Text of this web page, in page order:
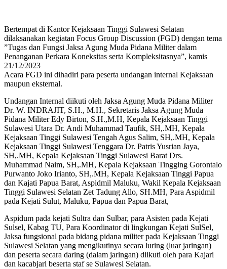
Bertempat di Kantor Kejaksaan Tinggi Sulawesi Selatan
dilaksanakan kegiatan Focus Group Discussion (FGD) dengan tema
”Tugas dan Fungsi Jaksa Agung Muda Pidana Militer dalam
Penanganan Perkara Koneksitas serta Kompleksitasnya”, kamis
21/12/2023
Acara FGD ini dihadiri para peserta undangan internal Kejaksaan
maupun eksternal.
Undangan Internal diikuti oleh Jaksa Agung Muda Pidana Militer
Dr. W. INDRAJIT, S.H., M.H., Sekretaris Jaksa Agung Muda
Pidana Militer Edy Birton, S.H.,M.H, Kepala Kejaksaan Tinggi
Sulawesi Utara Dr. Andi Muhammad Taufik, SH,.MH, Kepala
Kejaksaan Tinggi Sulawesi Tengah Agus Salim, SH,.MH, Kepala
Kejaksaan Tinggi Sulawesi Tenggara Dr. Patris Yusrian Jaya,
SH,.MH, Kepala Kejaksaan Tinggi Sulawesi Barat Drs.
Muhammad Naim, SH,.MH, Kepala Kejaksaan Tingging Gorontalo
Purwanto Joko Irianto, SH,.MH, Kepala Kejaksaan Tinggi Papua
dan Kajati Papua Barat, Aspidmil Maluku, Wakil Kepala Kejaksaan
Tinggi Sulawesi Selatan Zet Tadung Allo, SH.MH, Para Aspidmil
pada Kejati Sulut, Maluku, Papua dan Papua Barat,
Aspidum pada kejati Sultra dan Sulbar, para Asisten pada Kejati
Sulsel, Kabag TU, Para Koordinator di lingkungan Kejati SulSel,
Jaksa fungsional pada bidang pidana militer pada Kejaksaan Tinggi
Sulawesi Selatan yang mengikutinya secara luring (luar jaringan)
dan peserta secara daring (dalam jaringan) diikuti oleh para Kajari
dan kacabjari beserta staf se Sulawesi Selatan.